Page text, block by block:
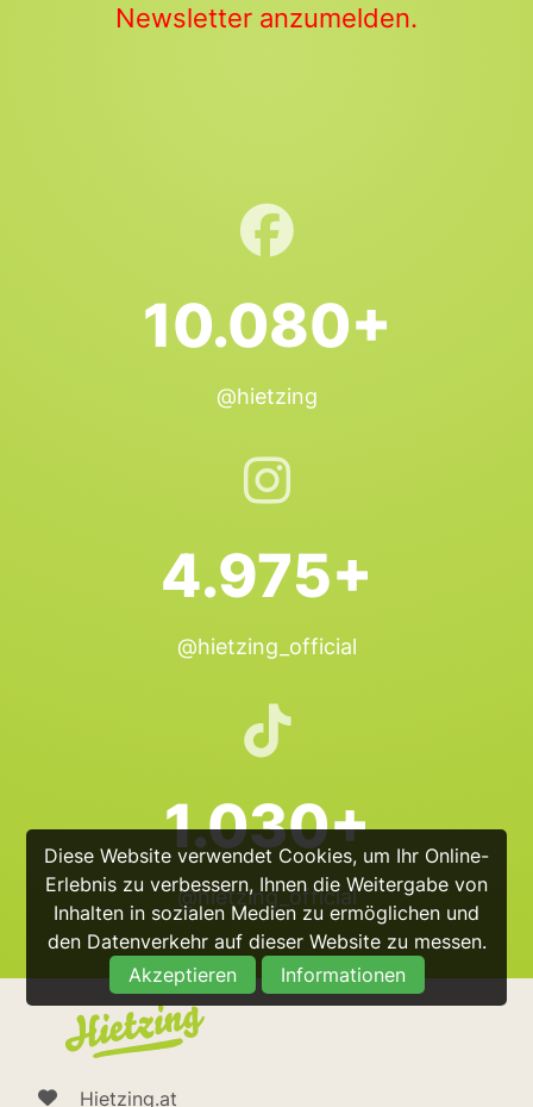
Diese Website verwendet Cookies, um Ihr Online-
Erlebnis zu verbessern, Ihnen die Weitergabe von
Inhalten in sozialen Medien zu ermöglichen und
den Datenverkehr auf dieser Website zu messen.
Akzeptieren
Informationen
Newsletter anzumelden.
10.080+
@hietzing
4.975+
@hietzing_official
1.030+
@hietzing_official
Hietzing.at